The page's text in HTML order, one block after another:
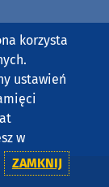
korzysta
ustawień
w
ZAMKNIJ